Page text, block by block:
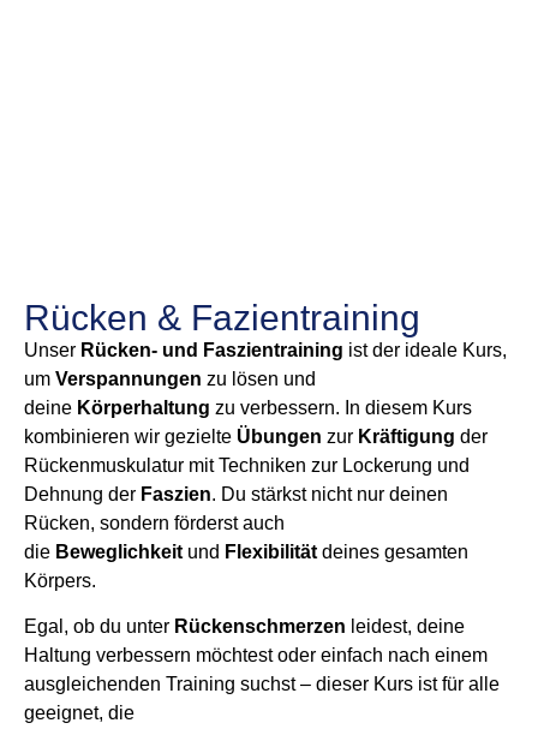
Rücken & Fazientraining
Unser Rücken- und Faszientraining ist der ideale Kurs,
um Verspannungen zu lösen und
deine Körperhaltung zu verbessern. In diesem Kurs
kombinieren wir gezielte Übungen zur Kräftigung der
Rückenmuskulatur mit Techniken zur Lockerung und
Dehnung der Faszien. Du stärkst nicht nur deinen
Rücken, sondern förderst auch
die Beweglichkeit und Flexibilität deines gesamten
Körpers.
Egal, ob du unter Rückenschmerzen leidest, deine
Haltung verbessern möchtest oder einfach nach einem
ausgleichenden Training suchst – dieser Kurs ist für alle
geeignet, die